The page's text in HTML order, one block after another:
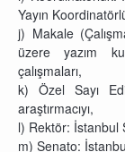
Yayın
j) Makale
üzere yazım
çalışmaları,
k) Özel Sayı
araştırmacıyı,
l) Rektör: İstanbul
m) Senato: